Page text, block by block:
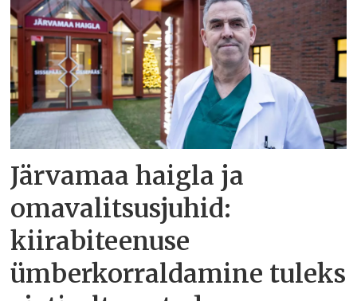
Järvamaa haigla ja
omavalitsusjuhid:
kiirabiteenuse
ümberkorraldamine tuleks